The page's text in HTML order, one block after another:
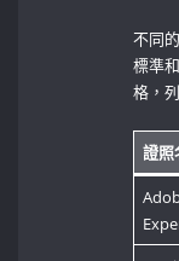
不同
標準
格，
證照